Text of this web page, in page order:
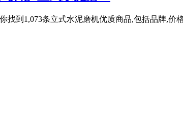
到1,073条立式水泥磨机优质商品,包括品牌,价